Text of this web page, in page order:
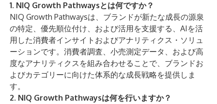
1. NIQ Growth Pathwaysとは何ですか？
NIQ Growth Pathwaysは、ブランドが新たな成長の源泉
の特定、優先順位付け、および活用を支援する、AIを活
用した消費者インサイトおよびアナリティクス・ソリュ
ーションです。消費者調査、小売測定データ、および高
度なアナリティクスを組み合わせることで、ブランドお
よびカテゴリーに向けた体系的な成長戦略を提供しま
す。
2. NIQ Growth Pathwaysは何を行いますか？